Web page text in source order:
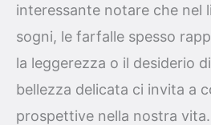
interessante notare che nel
sogni, le farfalle spesso
la leggerezza o il desiderio
bellezza delicata ci invita a
prospettive nella nostra